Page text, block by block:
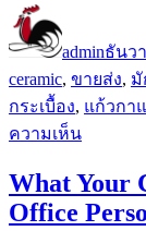
เขียน
adminเมื่อ
ธันว
ceramic, ขายส่ง, มั
กระเบื้อง, แก้วกา
ความเห็นบน
mugs
ceramic
lampang
What Your
Office